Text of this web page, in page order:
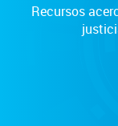
Recursos